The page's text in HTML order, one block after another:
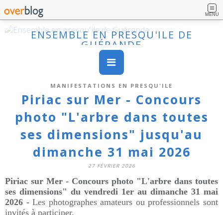
MENU
ENSEMBLE EN PRESQU'ILE DE
GUÉRANDE
MANIFESTATIONS EN PRESQU'ILE
Piriac sur Mer - Concours
photo "L'arbre dans toutes
ses dimensions" jusqu'au
dimanche 31 mai 2026
27 FÉVRIER 2026
Piriac sur Mer - Concours photo "L'arbre dans toutes
ses dimensions" du vendredi 1er au dimanche 31 mai
2026 -Les photographes amateurs ou professionnels sont
invités à participer.